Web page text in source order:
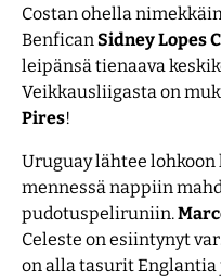
Costan ohella
Benfican Sidney Lopes
leipänsä tienaava
Veikkausliigasta on
Pires!
Uruguay lähtee
mennessä nappiin
pudotuspeliruniin.
Celeste on esiintynyt
on alla tasurit Englantia